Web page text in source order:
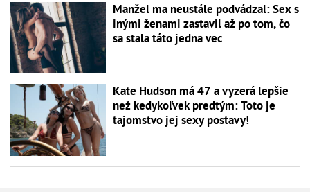
Manžel ma neustále podvádzal: Sex s
inými ženami zastavil až po tom, čo
sa stala táto jedna vec
Kate Hudson má 47 a vyzerá lepšie
než kedykoľvek predtým: Toto je
tajomstvo jej sexy postavy!